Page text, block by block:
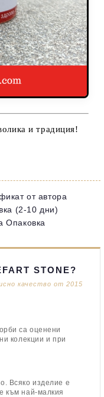
и традиция!
от автора
(2-10 дни)
Опаковка
STONE?
качество от 2015
са оценени
колекции и при
Всяко изделие е
към най-малкия